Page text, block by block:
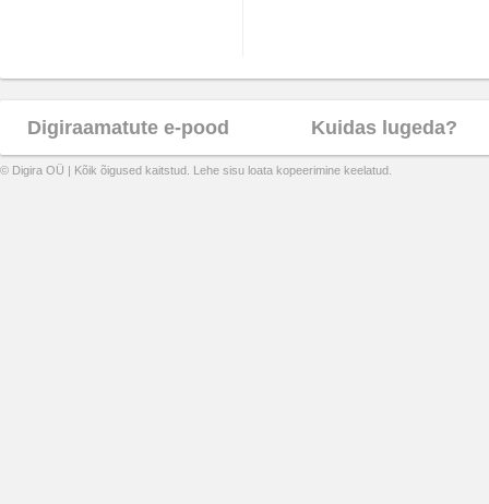
Digiraamatute e-pood Kuidas lugeda?
© Digira OÜ | Kõik õigused kaitstud. Lehe sisu loata kopeerimine keelatud.